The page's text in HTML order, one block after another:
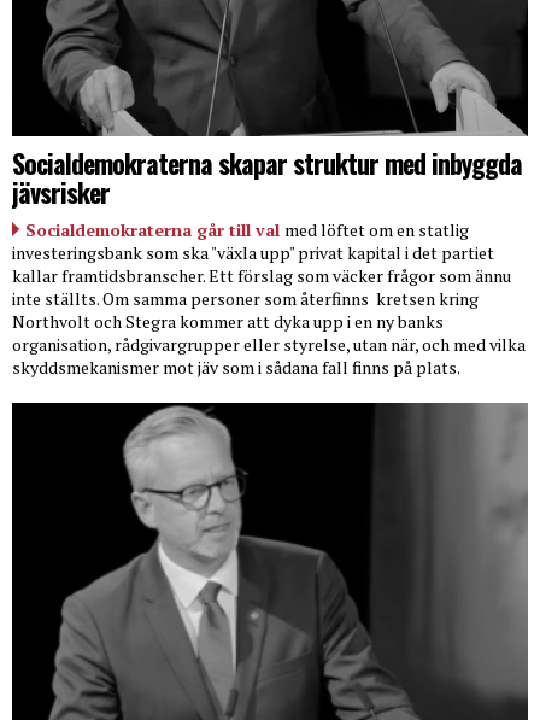
Socialdemokraterna skapar struktur med inbyggda
jävsrisker
Socialdemokraterna går till val med löftet om en statlig
investeringsbank som ska "växla upp" privat kapital i det partiet
kallar framtidsbranscher. Ett förslag som väcker frågor som ännu
inte ställts. Om samma personer som återfinns kretsen kring
Northvolt och Stegra kommer att dyka upp i en ny banks
organisation, rådgivargrupper eller styrelse, utan när, och med vilka
skyddsmekanismer mot jäv som i sådana fall finns på plats.